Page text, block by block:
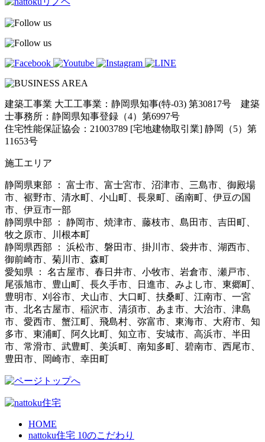
建築工事業 大工工事業：静岡県知事(特-03) 第30817号 建築
士事務所：静岡県知事登録（4）第6997号
住宅性能保証協会：21003789 [宅地建物取引業] 静岡（5）第
11653号
施工エリア
静岡県東部 ： 富士市、富士宮市、沼津市、三島市、御殿場
市、裾野市、清水町、小山町、長泉町、函南町、伊豆の国
市、伊豆市一部
静岡県中部 ： 静岡市、焼津市、藤枝市、島田市、吉田町、
牧之原市、川根本町
静岡県西部 ： 浜松市、磐田市、掛川市、袋井市、湖西市、
御前崎市、菊川市、森町
愛知県 ： 名古屋市、春日井市、小牧市、岩倉市、瀬戸市、
尾張旭市、豊山町、長久手市、日進市、みよし市、東郷町、
豊明市、刈谷市、犬山市、大口町、扶桑町、江南市、一宮
市、北名古屋市、稲沢市、清須市、あま市、大治市、津島
市、愛西市、蟹江町、飛島村、弥富市、東海市、大府市、知
多市、東浦町、阿久比町、知立市、安城市、高浜市、半田
市、常滑市、武豊町、美浜町、南知多町、碧南市、西尾市、
豊田市、岡崎市、幸田町
HOME
nattoku住宅 10のこだわり